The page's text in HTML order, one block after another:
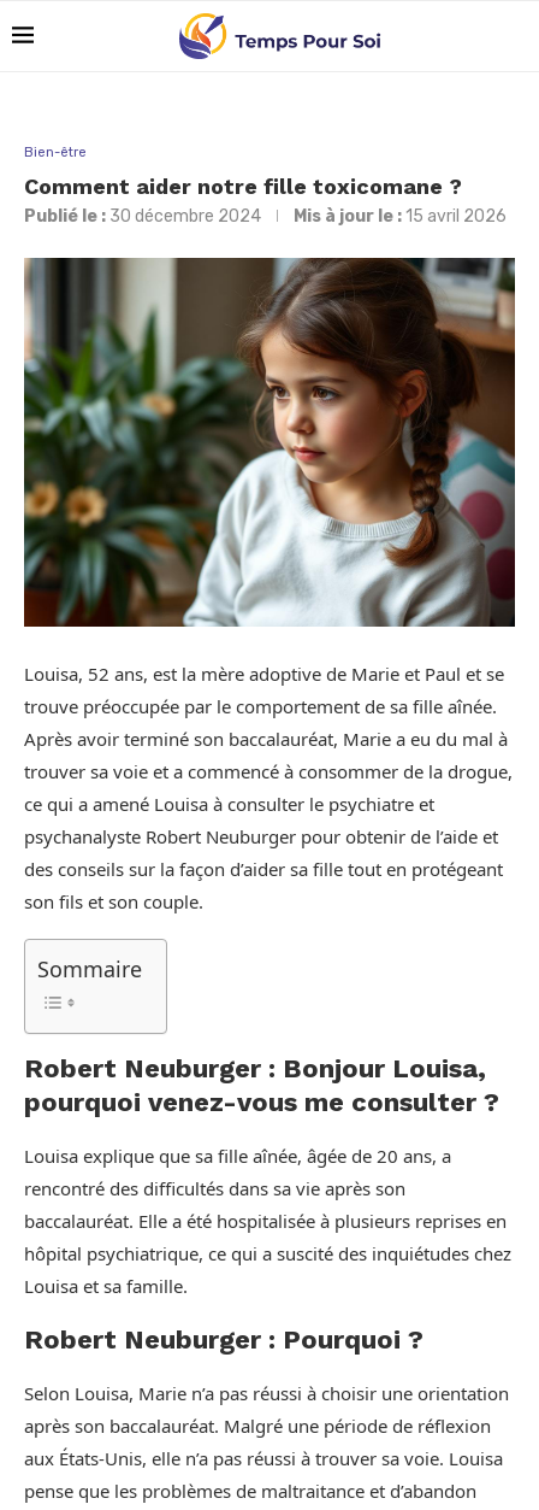
Bien-être
Comment aider notre fille toxicomane ?
Publié le : 30 décembre 2024 Mis à jour le : 15 avril 2026
Louisa, 52 ans, est la mère adoptive de Marie et Paul et se
trouve préoccupée par le comportement de sa fille aînée.
Après avoir terminé son baccalauréat, Marie a eu du mal à
trouver sa voie et a commencé à consommer de la drogue,
ce qui a amené Louisa à consulter le psychiatre et
psychanalyste Robert Neuburger pour obtenir de l’aide et
des conseils sur la façon d’aider sa fille tout en protégeant
son fils et son couple.
Sommaire
Robert Neuburger : Bonjour Louisa,
pourquoi venez-vous me consulter ?
Louisa explique que sa fille aînée, âgée de 20 ans, a
rencontré des difficultés dans sa vie après son
baccalauréat. Elle a été hospitalisée à plusieurs reprises en
hôpital psychiatrique, ce qui a suscité des inquiétudes chez
Louisa et sa famille.
Robert Neuburger : Pourquoi ?
Selon Louisa, Marie n’a pas réussi à choisir une orientation
après son baccalauréat. Malgré une période de réflexion
aux États-Unis, elle n’a pas réussi à trouver sa voie. Louisa
pense que les problèmes de maltraitance et d’abandon